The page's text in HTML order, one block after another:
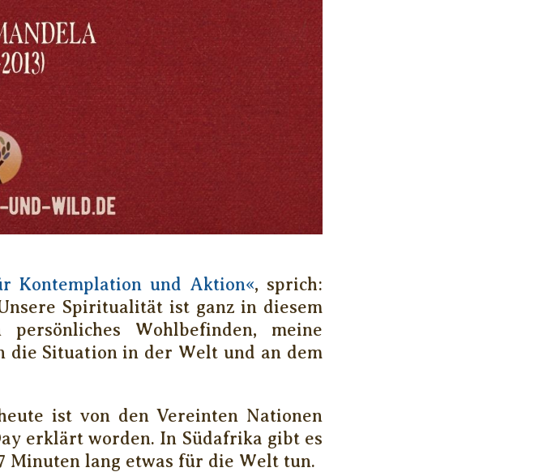
Kontemplation und Aktion«, sprich:
Spiritualität ist ganz in diesem
Wohlbefinden, meine
die Situation in der Welt und an dem
ist von den Vereinten Nationen
erklärt worden. In Südafrika gibt es
Minuten lang etwas für die Welt tun.